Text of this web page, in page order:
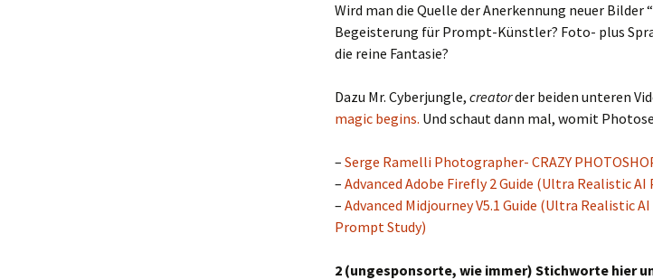
Wird man die Quelle der Anerkennung neuer Bilder
Begeisterung für Prompt-Künstler? Foto- plus
die reine Fantasie?
Dazu Mr. Cyberjungle, creatorder beiden unteren
magic begins. Und schaut dann mal, womit
– Serge Ramelli Photographer- CRAZY
– Advanced Adobe Firefly 2 Guide (Ultra Realistic
– Advanced Midjourney V5.1 Guide (Ultra Realistic
Prompt Study)
2 (ungesponsorte, wie immer) Stichworte hier